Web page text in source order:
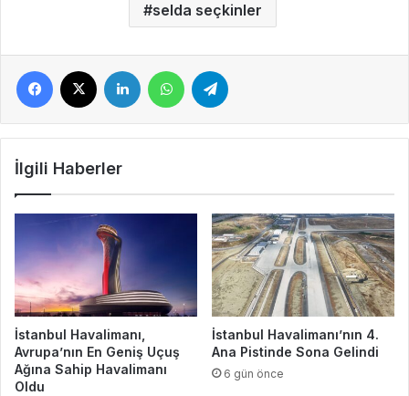
selda seçkinler
Facebook LinkedIn WhatsApp
İlgili Haberler
İstanbul Havalimanı,
Avrupa’nın En Geniş Uçuş
Ağına Sahip Havalimanı
Oldu
İstanbul Havalimanı’nın 4.
Ana Pistinde Sona Gelindi
6 gün önce